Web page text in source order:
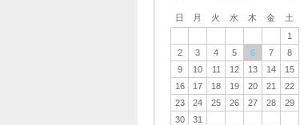
日 月 火 水 木 金
土
1
2
3 4 5 6 7
8
9
10 11 12 13 14
15
16
17 18 19 20 21
22
23
24 25 26 27 28
29
30
31